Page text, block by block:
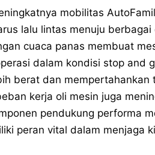
mobilitas
lalu lintas menuju
cuaca panas membuat
dalam kondisi stop and
berat dan
kerja oli mesin juga
pendukung performa
peran vital dalam menjaga